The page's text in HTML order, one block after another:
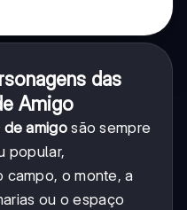
das
Amigo
de amigosão sempre
popular,
campo, o monte, a
ou o espaço